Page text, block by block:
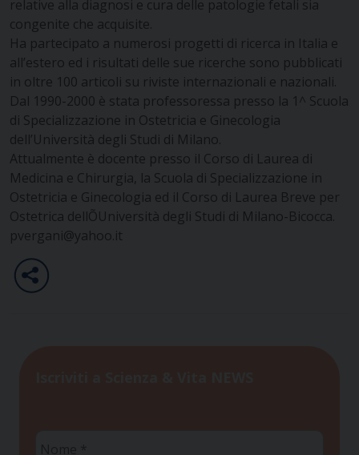
relative alla diagnosi e cura delle patologie fetali sia
congenite che acquisite.
Ha partecipato a numerosi progetti di ricerca in Italia e
all’estero ed i risultati delle sue ricerche sono pubblicati
in oltre 100 articoli su riviste internazionali e nazionali.
Dal 1990-2000 è stata professoressa presso la 1^ Scuola
di Specializzazione in Ostetricia e Ginecologia
dell’Università degli Studi di Milano.
Attualmente è docente presso il Corso di Laurea di
Medicina e Chirurgia, la Scuola di Specializzazione in
Ostetricia e Ginecologia ed il Corso di Laurea Breve per
Ostetrica dellÕUniversità degli Studi di Milano-Bicocca.
pvergani@yahoo.it